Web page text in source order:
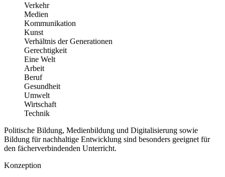
Verkehr
Medien
Kommunikation
Kunst
Verhältnis der Generationen
Gerechtigkeit
Eine Welt
Arbeit
Beruf
Gesundheit
Umwelt
Wirtschaft
Technik
Politische Bildung, Medienbildung und Digitalisierung sowie
Bildung für nachhaltige Entwicklung sind besonders geeignet für
den fächerverbindenden Unterricht.
Konzeption